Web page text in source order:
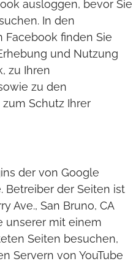
ausloggen, bevor Sie
In den
Facebook finden Sie
und Nutzung
zu Ihren
zu den
Schutz Ihrer
der von Google
Betreiber der Seiten ist
Ave., San Bruno, CA
unserer mit einem
Seiten besuchen,
Servern von YouTube